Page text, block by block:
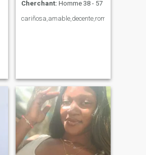
Cherchant: Homme 38 - 57
cariñosa,amable,decente,romantica